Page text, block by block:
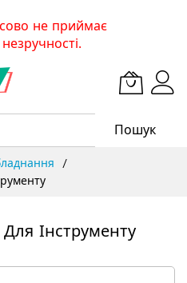
не приймає
Пошук
Інструменту